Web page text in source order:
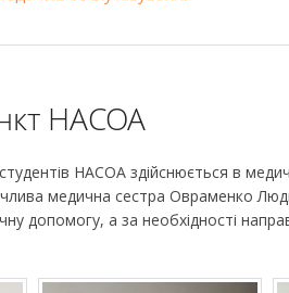
НАСОА
НАСОА здійснюється в
медична сестра Овраменко
допомогу, а за необхідності